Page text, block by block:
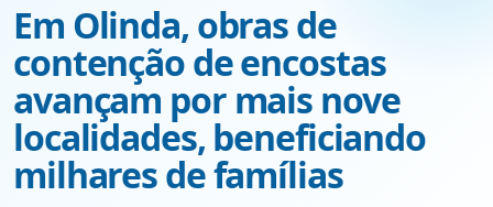
Em Olinda, obras de
contenção de encostas
avançam por mais nove
localidades, beneficiando
milhares de famílias